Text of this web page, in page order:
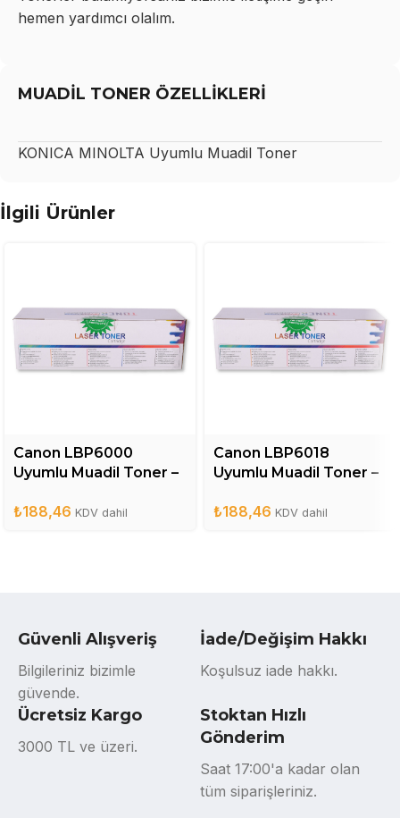
hemen yardımcı olalım.
MUADİL TONER ÖZELLİKLERİ
KONICA MINOLTA Uyumlu Muadil Toner
İlgili Ürünler
Canon LBP6000
Uyumlu Muadil Toner –
₺188,46 KDV dahil
Canon LBP6018
Uyumlu Muadil Toner –
₺188,46 KDV dahil
Güvenli Alışveriş
Bilgileriniz bizimle
güvende.
İade/Değişim Hakkı
Koşulsuz iade hakkı.
Ücretsiz Kargo
3000 TL ve üzeri.
Stoktan Hızlı
Gönderim
Saat 17:00'a kadar olan
tüm siparişleriniz.